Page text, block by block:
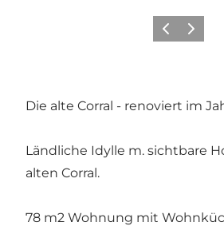
VorherigeNächste
Die alte Corral - renoviert im
Ländliche Idylle m. sichtbare
alten Corral.
78 m2 Wohnung mit